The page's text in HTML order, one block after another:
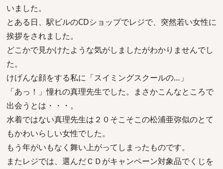
いました。
とある日、駅ビルのCDショップでレジで、突然若い女性に
挨拶をされました。
どこかで見かけたような気がしましたがわかりませんでし
た。
けげんな顔をする私に「スイミングスクールの…」
「あっ！」憧れの真理先生でした。まさかこんなところで
出会うとは・・・。
水着ではない真理先生は２０そこそこの松浦亜弥似のとて
もかわいらしい女性でした。
もう年がいもなく舞い上がってしまったものです。
またレジでは、選んだＣＤがキャンペーン対象品でくじを